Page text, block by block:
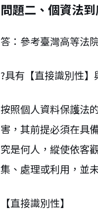
問題二、個資法
答：參考臺灣高等法
?具有【直接識別性】
按照個人資料保護法
害，其前提必須在具
究是何人，縱使依客
集、處理或利用，並
【直接識別性】